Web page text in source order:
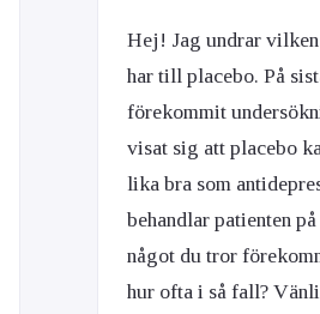
Hej! Jag undrar
har till placebo. På
förekommit
visat sig att placebo
lika bra som
behandlar patienten
något du tror
hur ofta i så fall?